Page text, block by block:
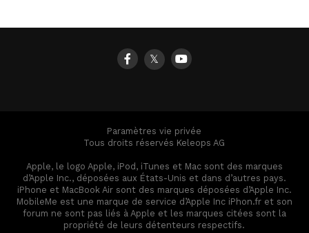
𝕏
Paramètres vie privée
Tous droits réservés Keleops AG
Apple, le logo Apple, iPod, iTunes et Mac sont des marques
d’Apple Inc., déposées aux États-Unis et dans d’autres pays.
iPhone et MacBook Air sont des marques déposées d’Apple Inc.
MobileMe est une marque de service d’Apple Inc iPhon.fr et son
forum ne sont pas liés à Apple et les marques citées sont la
propriété de leurs détenteurs respectifs.